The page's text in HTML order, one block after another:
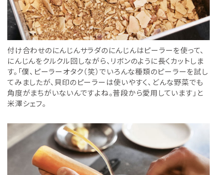
付け合わせのにんじんサラダのにんじんはピーラーを使って、
にんじんをクルクル回しながら、リボンのように長くカットしま
す。「僕、ピーラーオタク（笑）でいろんな種類のピーラーを試し
てみましたが、貝印のピーラーは使いやすく、どんな野菜でも
角度がまちがいないんですよね。普段から愛用しています」と
米澤シェフ。